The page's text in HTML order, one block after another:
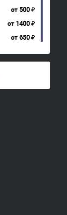
от500₽
от 1400₽
от650₽